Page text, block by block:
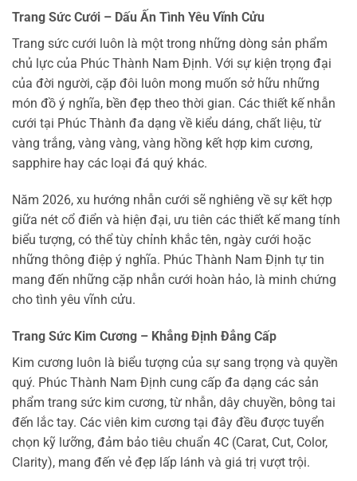
Trang Sức Cưới – Dấu Ấn Tình Yêu Vĩnh Cửu
Trang sức cưới luôn là một trong những dòng sản phẩm
chủ lực của Phúc Thành Nam Định. Với sự kiện trọng đại
của đời người, cặp đôi luôn mong muốn sở hữu những
món đồ ý nghĩa, bền đẹp theo thời gian. Các thiết kế nhẫn
cưới tại Phúc Thành đa dạng về kiểu dáng, chất liệu, từ
vàng trắng, vàng vàng, vàng hồng kết hợp kim cương,
sapphire hay các loại đá quý khác.
Năm 2026, xu hướng nhẫn cưới sẽ nghiêng về sự kết hợp
giữa nét cổ điển và hiện đại, ưu tiên các thiết kế mang tính
biểu tượng, có thể tùy chỉnh khắc tên, ngày cưới hoặc
những thông điệp ý nghĩa. Phúc Thành Nam Định tự tin
mang đến những cặp nhẫn cưới hoàn hảo, là minh chứng
cho tình yêu vĩnh cửu.
Trang Sức Kim Cương – Khẳng Định Đẳng Cấp
Kim cương luôn là biểu tượng của sự sang trọng và quyền
quý. Phúc Thành Nam Định cung cấp đa dạng các sản
phẩm trang sức kim cương, từ nhẫn, dây chuyền, bông tai
đến lắc tay. Các viên kim cương tại đây đều được tuyển
chọn kỹ lưỡng, đảm bảo tiêu chuẩn 4C (Carat, Cut, Color,
Clarity), mang đến vẻ đẹp lấp lánh và giá trị vượt trội.